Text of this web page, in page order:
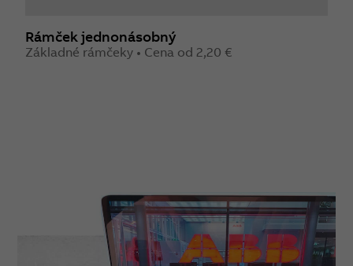
Rámček jednonásobný
Základné rámčeky • Cena od 2,20 €